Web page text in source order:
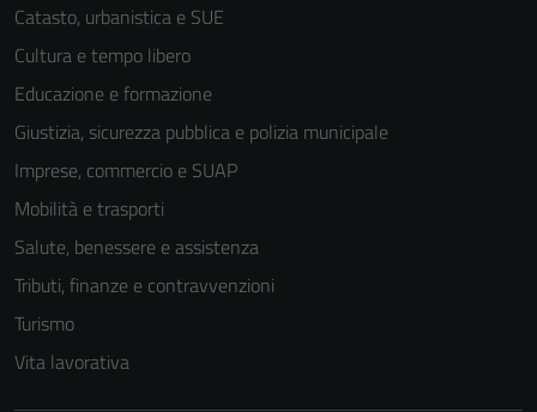
Catasto, urbanistica e SUE
Cultura e tempo libero
Educazione e formazione
Giustizia, sicurezza pubblica e polizia municipale
Imprese, commercio e SUAP
Mobilità e trasporti
Salute, benessere e assistenza
Tributi, finanze e contravvenzioni
Turismo
Vita lavorativa